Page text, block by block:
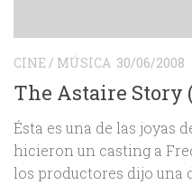
CINE / MÚSICA 30/06/2008
The Astaire Story
Ésta es una de las joyas
hicieron un casting a
los productores dijo una